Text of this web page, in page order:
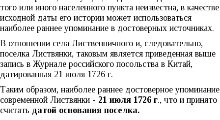
того или иного населенного пункта неизвестна, в качестве
исходной даты его истории может использоваться
наиболее раннее упоминание в достоверных источниках.
В отношении села Лиственничного и, следовательно,
поселка Листвянки, таковым является приведенная выше
запись в Журнале российского посольства в Китай,
датированная 21 июля 1726 г.
Таким образом, наиболее раннее достоверное упоминание
современной Листвянки - 21 июля 1726 г., что и принято
считать датой основания поселка.